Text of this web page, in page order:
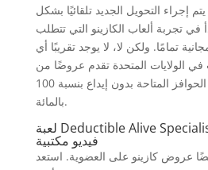
إجراء التحويل الجديد تلقائيًا بشكل
في تجربة ألعاب الكازينو التي تتطلب
تمامًا. ولكن لا، لا يوجد تقريبًا أي
في الولايات المتحدة تقدم عروضًا من
هذا النوع. إنها أصغر الحوافز المتاحة بدون إيداع بنسبة 100
بالمائة.
لعبة Deductible Alive Specialist على الإنترنت ولعبة
فيديو مكتبية
عروض كازينو على العضوية. استعد